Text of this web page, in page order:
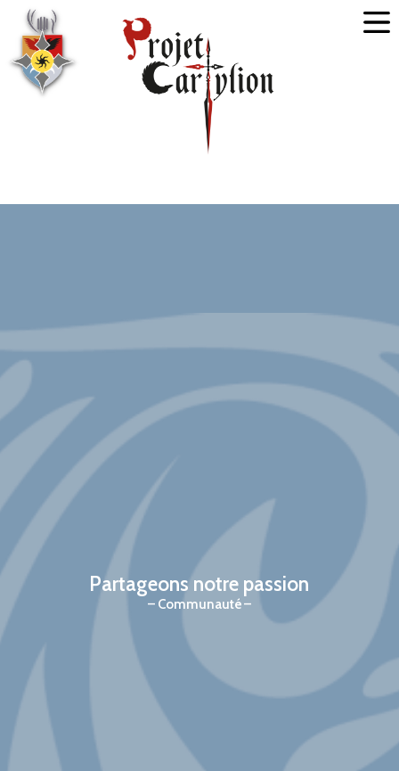
Partageons notre passion
Communauté